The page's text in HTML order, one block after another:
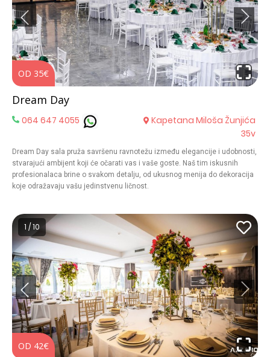
elegancije i prirodne lepote. Dođite i uverite se zašto je restoran Lola
savršeno mesto za vaš veliki dan. Otkrijte čaroliju venčanja na otvorenom
i dozvolite nam da vašu proslavu učinimo nezaboravnom.
OD 35€
Dream Day
064 647 4055
Kapetana Miloša Žunjića
35v
Dream Day sala pruža savršenu ravnotežu između elegancije i udobnosti,
stvarajući ambijent koji će očarati vas i vaše goste. Naš tim iskusnih
profesionalaca brine o svakom detalju, od ukusnog menija do dekoracija
koje odražavaju vašu jedinstvenu ličnost.
1 / 10
OD 42€